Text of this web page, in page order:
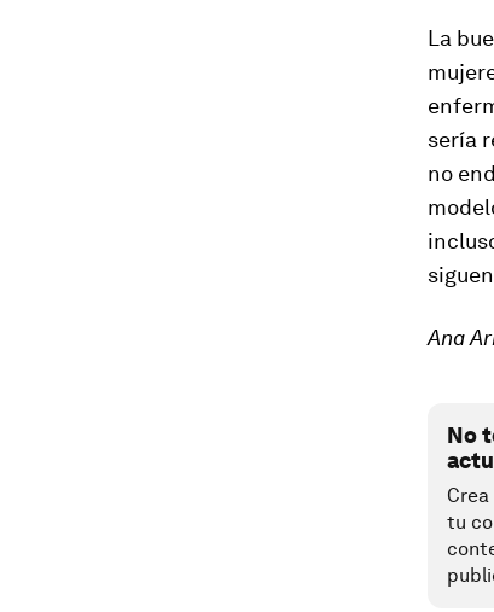
La
sería
no
Ana
No
tu